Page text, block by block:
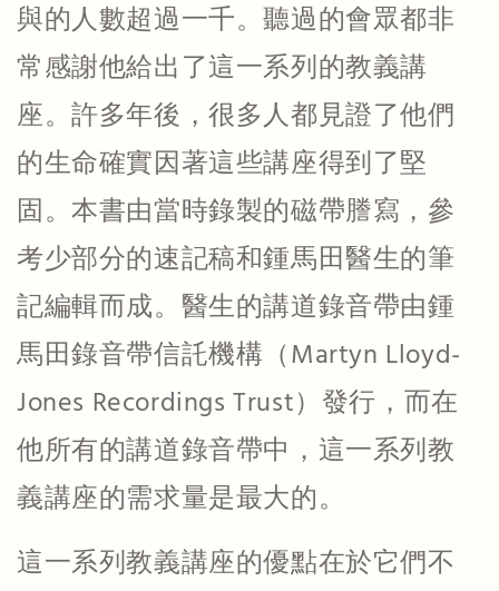
與的人數超過一千。聽過的會眾都非
常感謝他給出了這一系列的教義講
座。許多年後，很多人都見證了他們
的生命確實因著這些講座得到了堅
固。本書由當時錄製的磁帶謄寫，參
考少部分的速記稿和鍾馬田醫生的筆
記編輯而成。醫生的講道錄音帶由鍾
馬田錄音帶信託機構（Martyn Lloyd-
Jones Recordings Trust）發行，而在
他所有的講道錄音帶中，這一系列教
義講座的需求量是最大的。
這一系列教義講座的優點在於它們不